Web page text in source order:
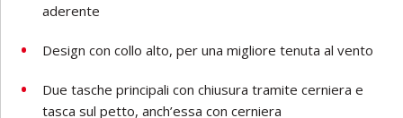
aderente
Design con collo alto, per una migliore tenuta al vento
Due tasche principali con chiusura tramite cerniera e
tasca sul petto, anch’essa con cerniera